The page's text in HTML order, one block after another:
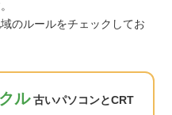
のルールをチェックしてお
ル 古いパソコンとCRT